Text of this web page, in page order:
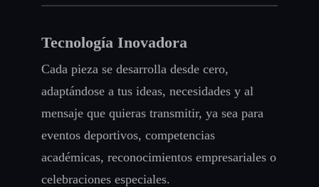
Tecnología Inovadora
Cada pieza se desarrolla desde cero,
adaptándose a tus ideas, necesidades y al
mensaje que quieras transmitir, ya sea para
eventos deportivos, competencias
académicas, reconocimientos empresariales o
celebraciones especiales.